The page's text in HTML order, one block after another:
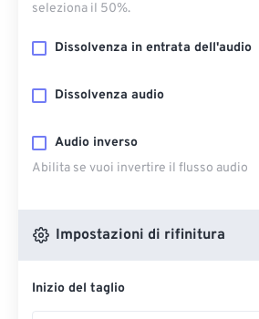
seleziona il 50%.
Dissolvenza in entrata dell'audio
Dissolvenza audio
Audio inverso
Abilita se vuoi invertire il flusso audio
Impostazioni di rifinitura
Inizio del taglio